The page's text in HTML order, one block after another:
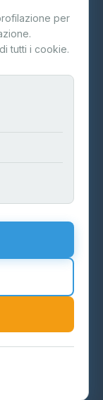
Made in Italy
per
tutti i cookie.